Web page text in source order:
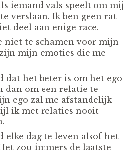
iemand vals speelt om mij
verslaan. Ik ben geen rat
deel aan enige race.
niet te schamen voor mijn
mijn emoties die me
dat het beter is om het ego
dan om een relatie te
ego zal me afstandelijk
ik met relaties nooit
elke dag te leven alsof het
zou immers de laatste